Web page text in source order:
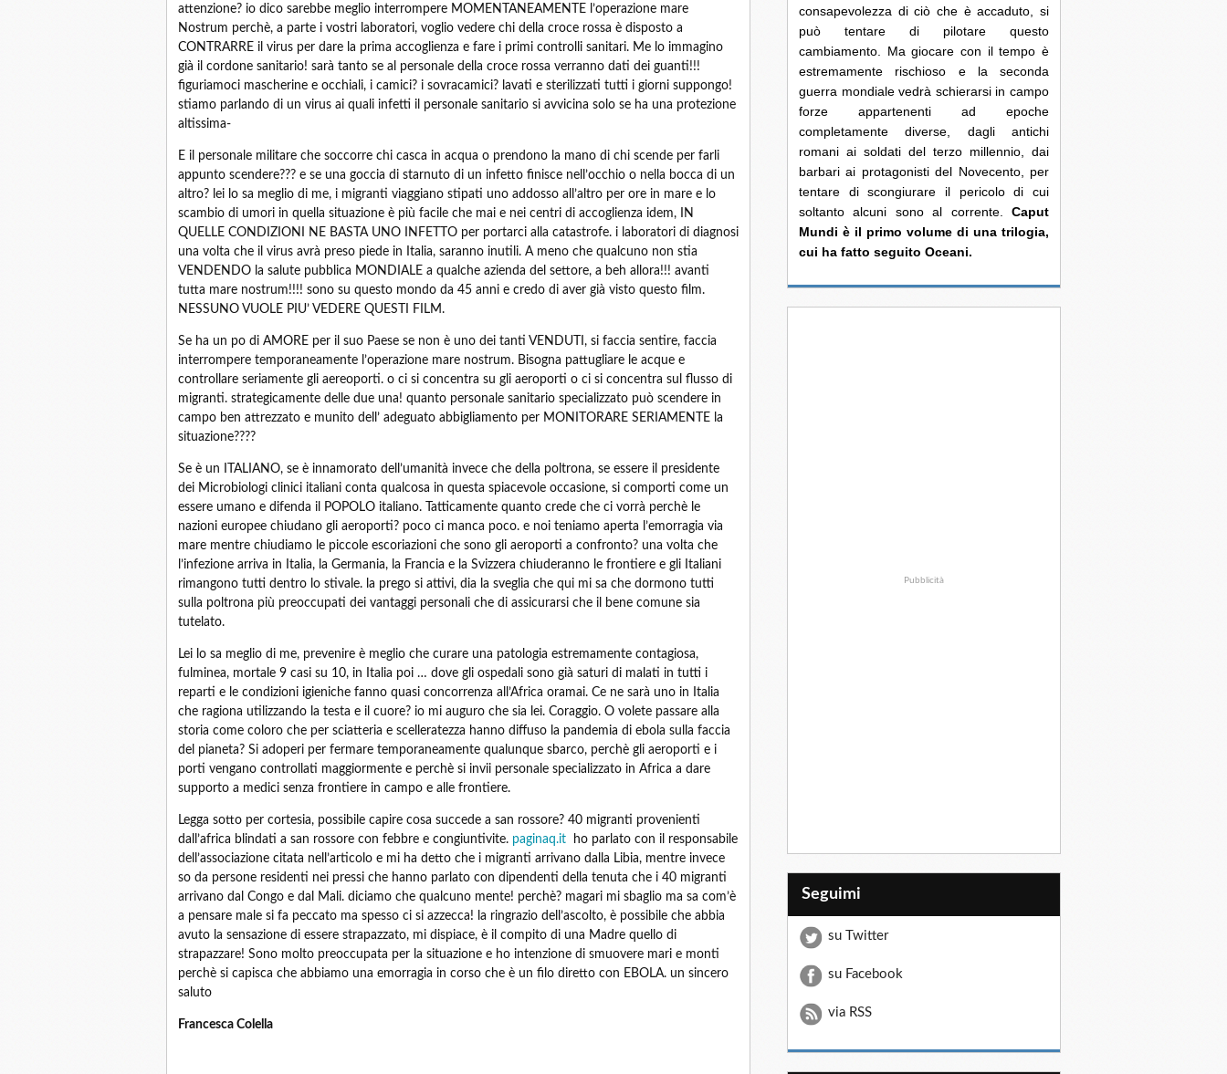
attenzione? io dico sarebbe meglio interrompere MOMENTANEAMENTE l’operazione mare
Nostrum perchè, a parte i vostri laboratori, voglio vedere chi della croce rossa è disposto a
CONTRARRE il virus per dare la prima accoglienza e fare i primi controlli sanitari. Me lo immagino
già il cordone sanitario! sarà tanto se al personale della croce rossa verranno dati dei guanti!!!
figuriamoci mascherine e occhiali, i camici? i sovracamici? lavati e sterilizzati tutti i giorni suppongo!
stiamo parlando di un virus ai quali infetti il personale sanitario si avvicina solo se ha una protezione
altissima-
E il personale militare che soccorre chi casca in acqua o prendono la mano di chi scende per farli
appunto scendere??? e se una goccia di starnuto di un infetto finisce nell’occhio o nella bocca di un
altro? lei lo sa meglio di me, i migranti viaggiano stipati uno addosso all’altro per ore in mare e lo
scambio di umori in quella situazione è più facile che mai e nei centri di accoglienza idem, IN
QUELLE CONDIZIONI NE BASTA UNO INFETTO per portarci alla catastrofe. i laboratori di diagnosi
una volta che il virus avrà preso piede in Italia, saranno inutili. A meno che qualcuno non stia
VENDENDO la salute pubblica MONDIALE a qualche azienda del settore, a beh allora!!! avanti
tutta mare nostrum!!!! sono su questo mondo da 45 anni e credo di aver già visto questo film.
NESSUNO VUOLE PIU’ VEDERE QUESTI FILM.
Se ha un po di AMORE per il suo Paese se non è uno dei tanti VENDUTI, si faccia sentire, faccia
interrompere temporaneamente l’operazione mare nostrum. Bisogna pattugliare le acque e
controllare seriamente gli aereoporti. o ci si concentra su gli aeroporti o ci si concentra sul flusso di
migranti. strategicamente delle due una! quanto personale sanitario specializzato può scendere in
campo ben attrezzato e munito dell’ adeguato abbigliamento per MONITORARE SERIAMENTE la
situazione????
Se è un ITALIANO, se è innamorato dell’umanità invece che della poltrona, se essere il presidente
dei Microbiologi clinici italiani conta qualcosa in questa spiacevole occasione, si comporti come un
essere umano e difenda il POPOLO italiano. Tatticamente quanto crede che ci vorrà perchè le
nazioni europee chiudano gli aeroporti? poco ci manca poco. e noi teniamo aperta l’emorragia via
mare mentre chiudiamo le piccole escoriazioni che sono gli aeroporti a confronto? una volta che
l’infezione arriva in Italia, la Germania, la Francia e la Svizzera chiuderanno le frontiere e gli Italiani
rimangono tutti dentro lo stivale. la prego si attivi, dia la sveglia che qui mi sa che dormono tutti
sulla poltrona più preoccupati dei vantaggi personali che di assicurarsi che il bene comune sia
tutelato.
Lei lo sa meglio di me, prevenire è meglio che curare una patologia estremamente contagiosa,
fulminea, mortale 9 casi su 10, in Italia poi … dove gli ospedali sono già saturi di malati in tutti i
reparti e le condizioni igieniche fanno quasi concorrenza all’Africa oramai. Ce ne sarà uno in Italia
che ragiona utilizzando la testa e il cuore? io mi auguro che sia lei. Coraggio. O volete passare alla
storia come coloro che per sciatteria e scelleratezza hanno diffuso la pandemia di ebola sulla faccia
del pianeta? Si adoperi per fermare temporaneamente qualunque sbarco, perchè gli aeroporti e i
porti vengano controllati maggiormente e perchè si invii personale specializzato in Africa a dare
supporto a medici senza frontiere in campo e alle frontiere.
Legga sotto per cortesia, possibile capire cosa succede a san rossore? 40 migranti provenienti
dall’africa blindati a san rossore con febbre e congiuntivite. paginaq.it
ho parlato con il responsabile
dell’associazione citata nell’articolo e mi ha detto che i migranti arrivano dalla Libia, mentre invece
so da persone residenti nei pressi che hanno parlato con dipendenti della tenuta che i 40 migranti
arrivano dal Congo e dal Mali. diciamo che qualcuno mente! perchè? magari mi sbaglio ma sa com’è
a pensare male si fa peccato ma spesso ci si azzecca! la ringrazio dell’ascolto, è possibile che abbia
avuto la sensazione di essere strapazzato, mi dispiace, è il compito di una Madre quello di
strapazzare! Sono molto preoccupata per la situazione e ho intenzione di smuovere mari e monti
perchè si capisca che abbiamo una emorragia in corso che è un filo diretto con EBOLA. un sincero
saluto
Francesca Colella
consapevolezza di ciò che è accaduto, si
può tentare di pilotare questo
cambiamento. Ma giocare con il tempo è
estremamente rischioso e la seconda
guerra mondiale vedrà schierarsi in campo
forze appartenenti ad epoche
completamente diverse, dagli antichi
romani ai soldati del terzo millennio, dai
barbari ai protagonisti del Novecento, per
tentare di scongiurare il pericolo di cui
soltanto alcuni sono al corrente. Caput
Mundi è il primo volume di una trilogia,
cui ha fatto seguito Oceani.
Pubblicità
Seguimi
su Twitter
su Facebook
via RSS